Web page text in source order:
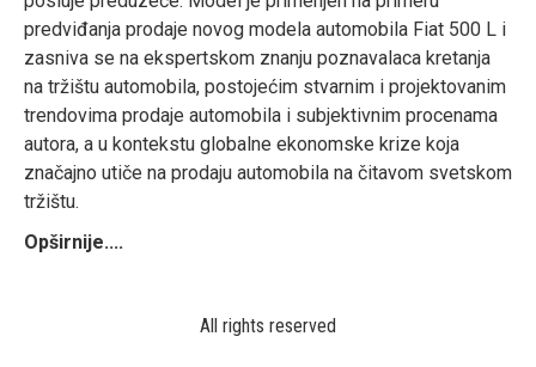
predviđanja prodaje novog modela automobila Fiat 500 L i
zasniva se na ekspertskom znanju poznavalaca kretanja
na tržištu automobila, postojećim stvarnim i projektovanim
trendovima prodaje automobila i subjektivnim procenama
autora, a u kontekstu globalne ekonomske krize koja
značajno utiče na prodaju automobila na čitavom svetskom
tržištu.
Opširnije....
All rights reserved